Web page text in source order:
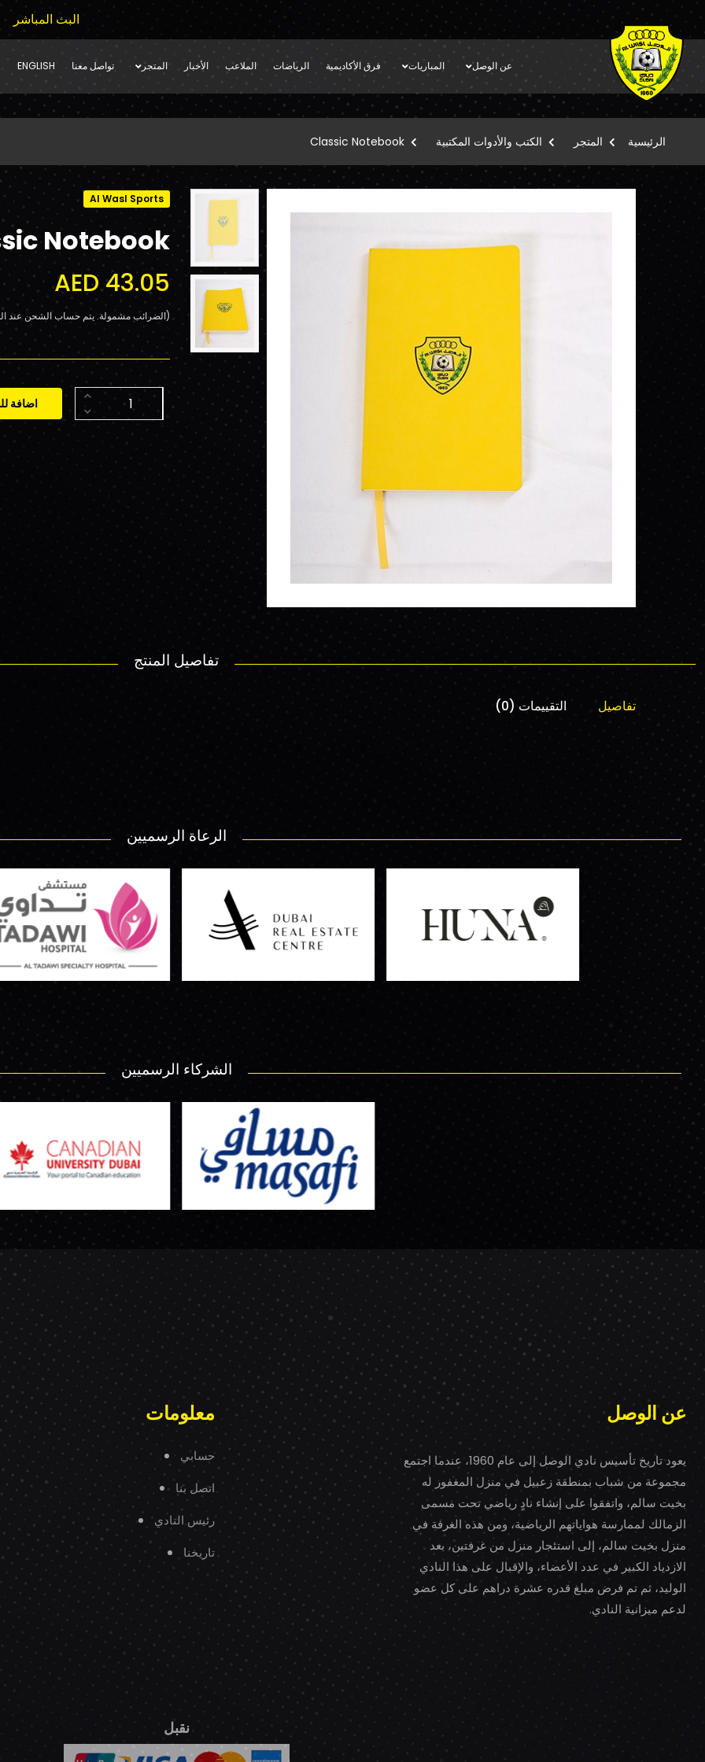
البث المباشر
عن الوصل المباريات فرق الأكاديمية الرياضات الملاعب الأخبار المتجر تواصل معنا ENGLISH
الرئيسية المتجر الكتب والأدوات المكتبية Classic Notebook
Al Wasl Sports
Notebook
AED 43.05
(الضرائب مشمولة. يتم حساب الشحن عند
اضافة
تفاصيل المنتج
تفاصيل التقييمات (0)
الرعاة الرسميين
الشركاء الرسميين
عن الوصل
يعود تاريخ تأسيس نادي الوصل إلى عام 1960، عندما اجتمع
مجموعة من شباب بمنطقة زعبيل في منزل المغفور له
بخيت سالم، واتفقوا على إنشاء نادٍ رياضي تحت مسمى
الزمالك لممارسة هواياتهم الرياضية، ومن هذه الغرفة في
منزل بخيت سالم، إلى استئجار منزل من غرفتين، بعد
الازدياد الكبير في عدد الأعضاء، والإقبال على هذا النادي
الوليد، ثم تم فرض مبلغ قدره عشرة دراهم على كل عضو
لدعم ميزانية النادي.
معلومات
حسابي
اتصل بنا
رئيس النادي
تاريخنا
نقبل